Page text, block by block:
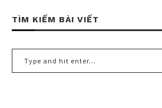
TÌM KIẾM BÀI VIẾT